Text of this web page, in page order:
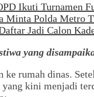
Ikuti Turnamen
Polda Metro
Jadi Calon
yang
rumah dinas.
kini menjadi